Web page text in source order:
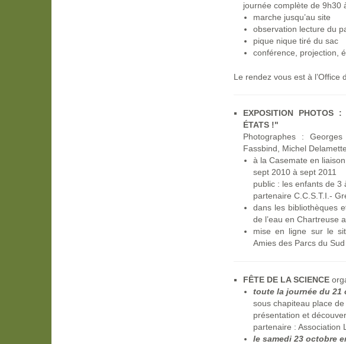
journée complète de 9h30
marche jusqu’au site
observation lecture du
pique nique tiré du sac
conférence, projection,
Le rendez vous est à l’Office
EXPOSITION PHOTOS
ÉTATS !"
Photographes :
Fassbind, Michel Delamette.
à la Casemate en
sept 2010 à sept 2011
public : les enfants de 3
partenaire C.C.S.T.I.-
dans les bibliothèques
de l’eau en Chartreuse
mise en ligne sur le
Amies des Parcs du
FÊTE DE LA SCIENCE
toute la journée du 21
sous chapiteau place
présentation et
partenaire : Association
le samedi 23 octobre